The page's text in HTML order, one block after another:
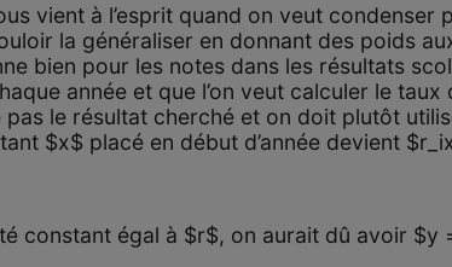
vient à l’esprit quand on veut
la généraliser en donnant des poids
bien pour les notes dans les résultats
année et que l’on veut calculer le
pas le résultat cherché et on doit plutôt
$x$ placé en début d’année devient
constant égal à $r$, on aurait dû avoir $y